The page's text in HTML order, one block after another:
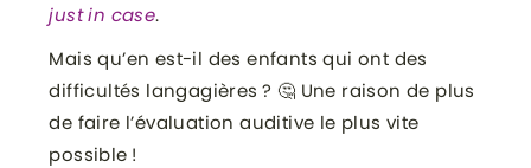
just in case.
Mais qu’en est-il des enfants qui ont des
difficultés langagières ? 🤔 Une raison de plus
de faire l’évaluation auditive le plus vite
possible !